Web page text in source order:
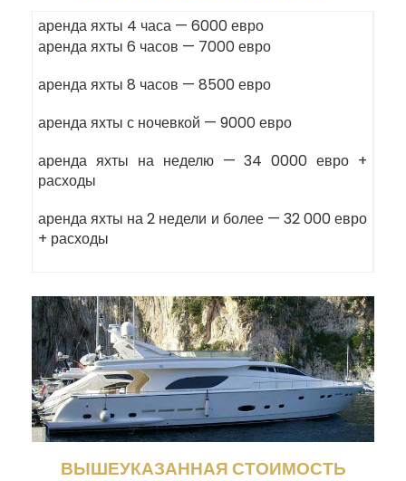
аренда яхты 4 часа — 6000 евро
аренда яхты 6 часов — 7000 евро
аренда яхты 8 часов — 8500 евро
аренда яхты с ночевкой — 9000 евро
аренда яхты на неделю — 34 0000 евро +
расходы
аренда яхты на 2 недели и более — 32 000 евро
+ расходы
ВЫШЕУКАЗАННАЯ СТОИМОСТЬ